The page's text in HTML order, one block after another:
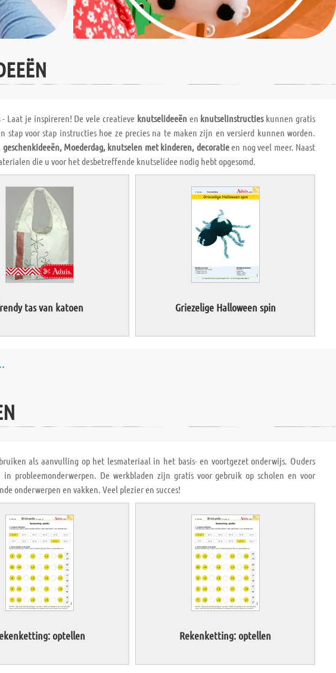
- Laat je inspireren! De vele creatieve knutselideeënen knutselinstructieskunnen gratis
voor stap instructies hoe ze precies na te maken zijn en versierd kunnen worden.
geschenkideeën, Moederdag, knutselen met kinderen, decoratieen nog veel meer. Naast
die u voor het desbetreffende knutselidee nodig hebt opgesomd.
tas van katoen Griezelige Halloween spin
als aanvulling op het lesmateriaal in het basis- en voortgezet onderwijs. Ouders
probleemonderwerpen. De werkbladen zijn gratis voor gebruik op scholen en voor
onderwerpen en vakken. Veel plezier en succes!
optellen Rekenketting: optellen